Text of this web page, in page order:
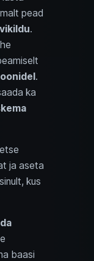
pead
.
.
ka
ja aseta
kus
baasi